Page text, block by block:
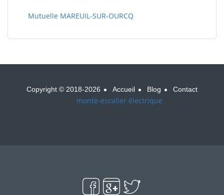
Mutuelle MAREUIL-SUR-OURCQ
Copyright © 2018-2026 Accueil Blog Contact
monte-escalier électrique